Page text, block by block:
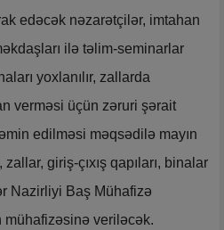
edəcək nəzarətçilər, imtahan
ilə təlim-seminarlar
yoxlanılır, zallarda
verməsi üçün zəruri şərait
edilməsi məqsədilə mayın
giriş-çıxış qapıları, binalar
Nazirliyi Baş Mühafizə
mühafizəsinə veriləcək.